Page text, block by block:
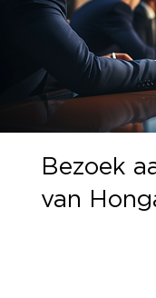
Bezoek
van